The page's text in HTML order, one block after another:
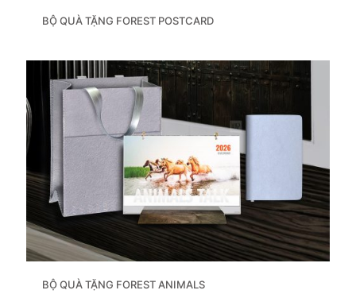
BỘ QUÀ TẶNG FOREST POSTCARD
BỘ QUÀ TẶNG FOREST ANIMALS